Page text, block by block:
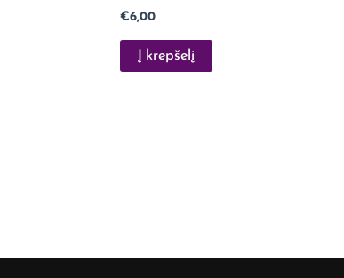
€6,00
Į krepšelį